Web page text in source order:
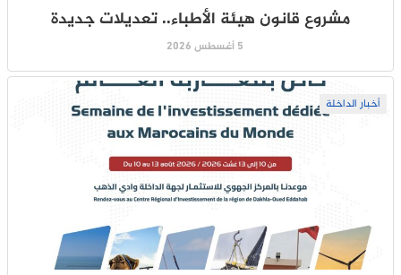
مشروع قانون هيئة الأطباء.. تعديلات جديدة
5 أغسطس 2026
أخبار الداخلة